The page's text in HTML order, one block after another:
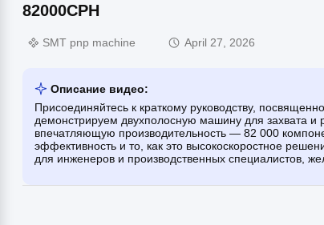
82000CPH
SMT pnp machine April 27, 2026
Описание видео:
Присоединяйтесь к краткому руководству,
демонстрируем двухполосную машину для захвата
впечатляющую производительность — 82 000
эффективность и то, как это высокоскоростное
для инженеров и производственных специалистов,